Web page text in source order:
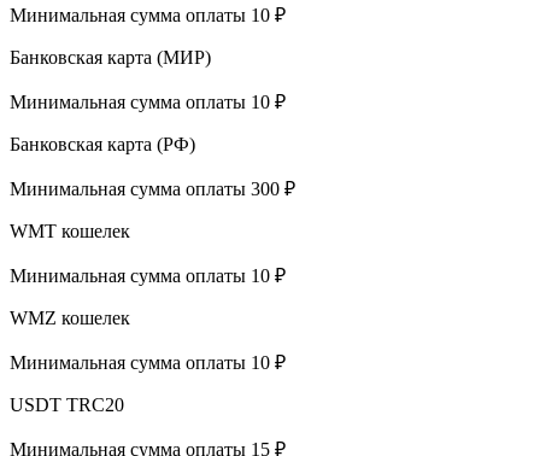
Минимальная сумма оплаты 10 ₽
Банковская карта (МИР)
Минимальная сумма оплаты 10 ₽
Банковская карта (РФ)
Минимальная сумма оплаты 300 ₽
WMT кошелек
Минимальная сумма оплаты 10 ₽
WMZ кошелек
Минимальная сумма оплаты 10 ₽
USDT TRC20
Минимальная сумма оплаты 15 ₽